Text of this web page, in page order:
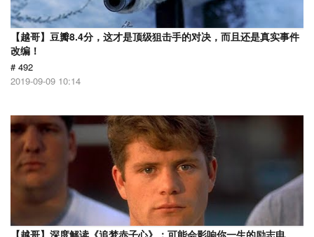
【越哥】豆瓣8.4分，这才是顶级狙击手的对决，而且还是真实事件
改编！
# 492
2019-09-09 10:14
【越哥】深度解读《追梦赤子心》：可能会影响你一生的励志电